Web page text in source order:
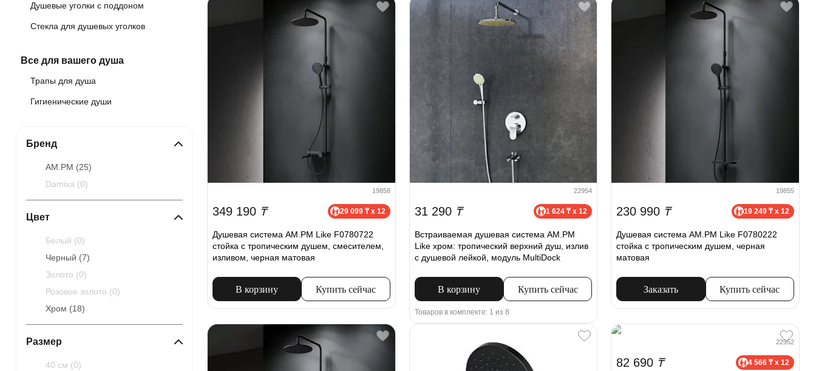
Душевые уголки с поддоном
Стекла для душевых уголков
Все для вашего душа
Трапы для душа
Гигиенические души
Бренд
AM.PM (25)
Damixa (0)
Цвет
Белый (0)
Черный (7)
Золото (0)
Розовое золото (0)
Хром (18)
Размер
40 см (0)
19858
349 190 ₸ 29 099 ₸ x 12
Душевая система AM.PM Like F0780722
стойка с тропическим душем, смесителем,
изливом, черная матовая
В корзину Купить сейчас
22954
31 290 ₸ 1 624 ₸ x 12
Встраиваемая душевая система AM.PM
Like хром: тропический верхний душ, излив
с душевой лейкой, модуль MultiDock
В корзину Купить сейчас
Товаров в комплекте: 1 из 8
19855
230 990 ₸ 19 249 ₸ x 12
Душевая система AM.PM Like F0780222
стойка с тропическим душем, черная
матовая
Заказать Купить сейчас
22952
82 690 ₸ 4 566 ₸ x 12